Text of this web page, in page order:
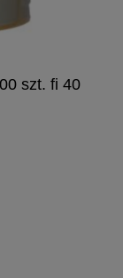
szt. fi 40